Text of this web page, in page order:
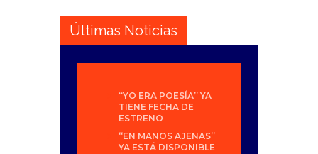
Últimas Noticias
“YO ERA POESÍA” YA
TIENE FECHA DE
ESTRENO
“EN MANOS AJENAS”
YA ESTÁ DISPONIBLE